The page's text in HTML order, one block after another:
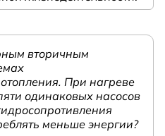
вторичным
При нагреве
одинаковых насосов
меньше энергии?